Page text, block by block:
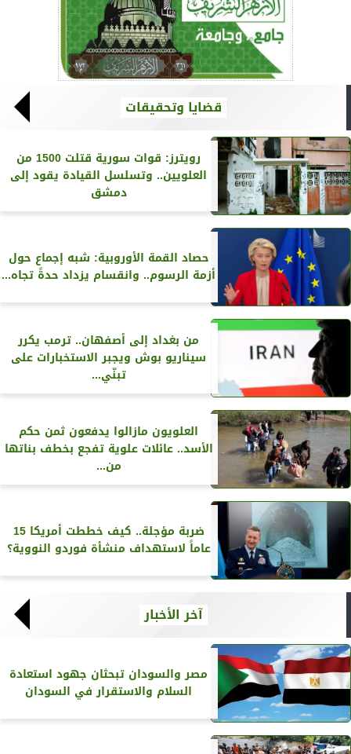
قضايا وتحقيقات
رويترز‏: قوات سورية قتلت 1500 من
العلويين.. وتسلسل القيادة يقود إلى
دمشق
حصاد القمة الأوروبية: شبه إجماع حول
أزمة الرسوم.. وانقسام يزداد حدةً تجاه...
من بغداد إلى أصفهان.. ترمب يكرر
سيناريو بوش ويجبر الاستخبارات على
تبنّي...
العلويون مازالوا يدفعون ثمن حكم
الأسد.. عائلات علوية تفجع بخطف بناتها
من...
ضربة مؤجلة.. كيف خططت أمريكا 15
عاماً لاستهداف منشأة فوردو النووية؟
آخر الأخبار
مصر والسودان تبحثان جهود استعادة
السلام والاستقرار في السودان